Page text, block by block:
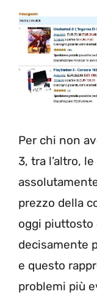
Per chi non
3, tra l’altro, le
prezzo della
oggi piuttosto
decisamente
e questo
problemi più